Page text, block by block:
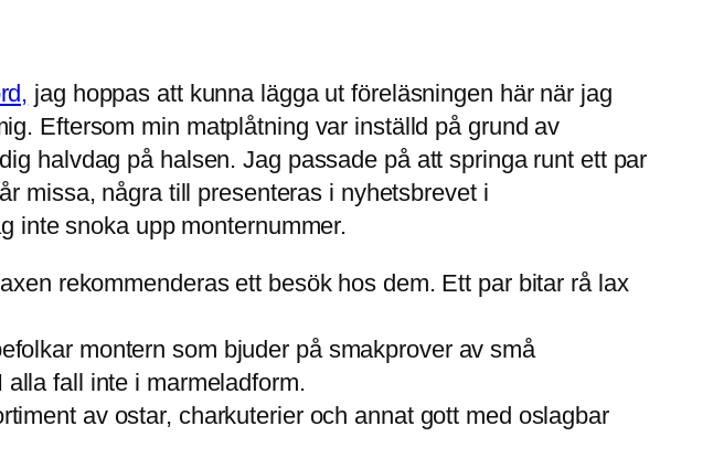
jag hoppas att kunna lägga ut föreläsningen här när jag
Eftersom min matplåtning var inställd på grund av
halvdag på halsen. Jag passade på att springa runt ett par
missa, några till presenteras i nyhetsbrevet i
inte snoka upp monternummer.
rekommenderas ett besök hos dem. Ett par bitar rå lax
montern som bjuder på smakprover av små
fall inte i marmeladform.
av ostar, charkuterier och annat gott med oslagbar